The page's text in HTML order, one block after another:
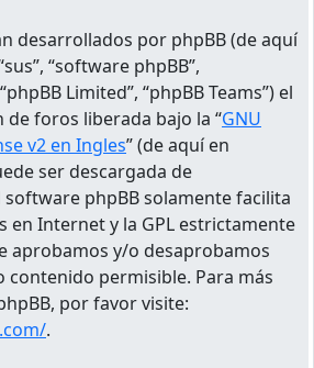
desarrollados por phpBB (de aquí
“software phpBB”,
Limited”, “phpBB Teams”) el
de foros liberada bajo la “GNU
v2 en Ingles” (de aquí en
ser descargada de
software phpBB solamente facilita
en Internet y la GPL estrictamente
aprobamos y/o desaprobamos
contenido permisible. Para más
por favor visite:
.